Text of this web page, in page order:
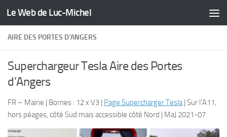
Skip to content
Le Web de Luc-Michel
AIRE DES PORTES D’ANGERS
Superchargeur Tesla Aire des Portes
d’Angers
FR – Maine | Bornes : 12 x V3 | Page Supercharger Tesla| Sur l’A11,
hors péages, côté Sud mais accessible côté Nord | MaJ 2021-07